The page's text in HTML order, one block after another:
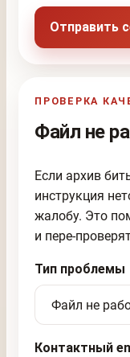
Отправить
ПРОВЕРКА
Файл не
Если архив
инструкция
жалобу. Это
и пере-
Тип проблемы
Контактный